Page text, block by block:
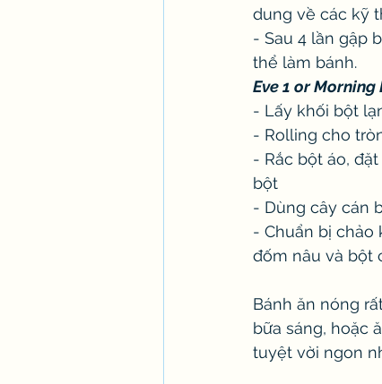
dung về các kỹ
- Sau 4 lần gập
thể làm bánh.
Eve 1 or Morning
- Lấy khối bột
- Rolling cho
- Rắc bột áo,
bột
- Dùng cây cán
- Chuẩn bị chảo
đốm nâu và bột
Bánh ăn nóng
bữa sáng, hoặc
tuyệt vời ngon